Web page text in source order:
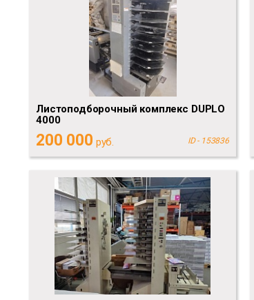
Листоподборочный комплекс DUPLO
4000
200 000 руб. ID - 153836